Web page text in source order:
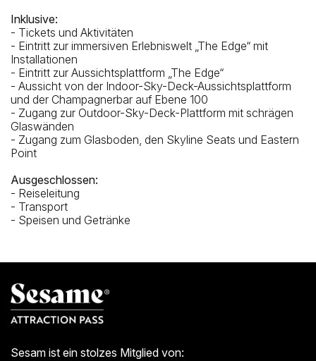
Inklusive:
- Tickets und Aktivitäten
- Eintritt zur immersiven Erlebniswelt „The Edge“ mit
Installationen
- Eintritt zur Aussichtsplattform „The Edge“
- Aussicht von der Indoor-Sky-Deck-Aussichtsplattform
und der Champagnerbar auf Ebene 100
- Zugang zur Outdoor-Sky-Deck-Plattform mit schrägen
Glaswänden
- Zugang zum Glasboden, den Skyline Seats und Eastern
Point
Ausgeschlossen:
- Reiseleitung
- Transport
- Speisen und Getränke
Sesam ist ein stolzes Mitglied von: